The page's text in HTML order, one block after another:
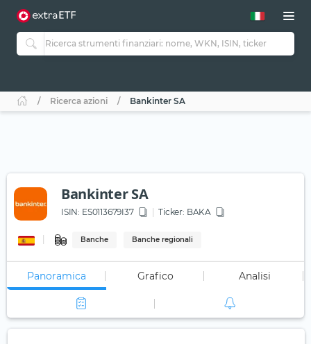
Ricerca azioni Bankinter SA
Bankinter SA
ISIN: ES0113679I37 Ticker: BAKA
Banche Banche regionali
Panoramica Grafico Analisi